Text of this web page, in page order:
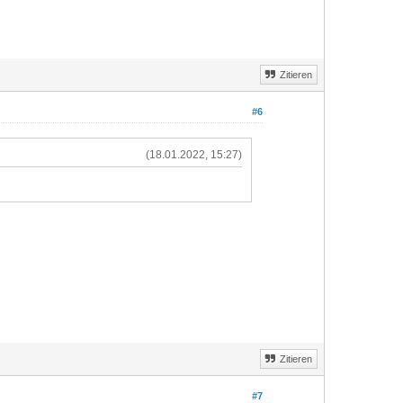
Zitieren
#6
(18.01.2022, 15:27)
Zitieren
#7